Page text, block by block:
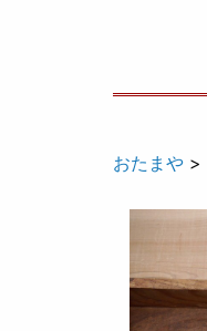
おたまや >